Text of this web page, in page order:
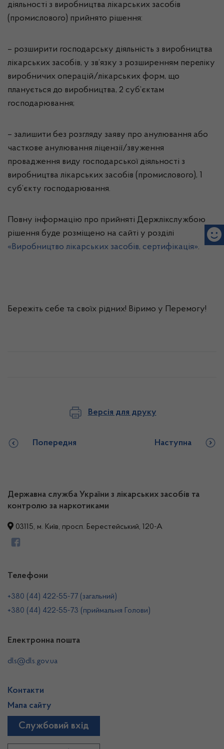
діяльності з виробництва лікарських засобів
(промислового) прийнято рішення:
– розширити господарську діяльність з виробництва
лікарських засобів, у зв’язку з розширенням переліку
виробничих операцій/лікарських форм, що
планується до виробництва, 2 суб’єктам
господарювання;
– залишити без розгляду заяву про анулювання або
часткове анулювання ліцензії/звуження
провадження виду господарської діяльності з
виробництва лікарських засобів (промислового), 1
суб’єкту господарювання.
Повну інформацію про прийняті Держлікслужбою
рішення буде розміщено на сайті у розділі
«Виробництво лікарських засобів, сертифікація».
Бережіть себе та своїх рідних! Віримо у Перемогу!
Версія для друку
Попередня Наступна
Державна служба України з лікарських засобів та
контролю за наркотиками
03115, м. Київ, просп. Берестейський, 120-А
Телефони
+380 (44) 422-55-77 (загальний)
+380 (44) 422-55-73 (приймальня Голови)
Електронна пошта
dls@dls.gov.ua
Контакти
Мапа сайту
Службовий вхід